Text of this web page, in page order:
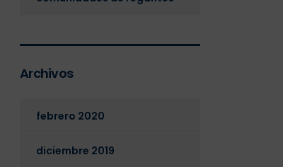
Archivos
febrero 2020
diciembre 2019